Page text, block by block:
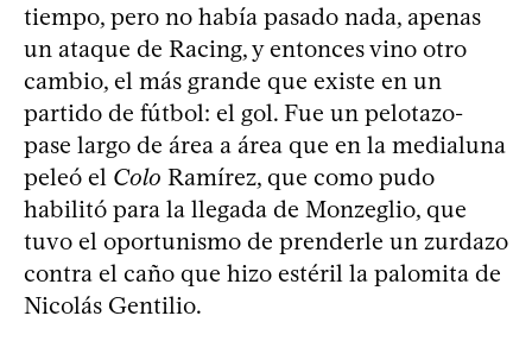
tiempo, pero no había pasado nada, apenas
un ataque de Racing, y entonces vino otro
cambio, el más grande que existe en un
partido de fútbol: el gol. Fue un pelotazo-
pase largo de área a área que en la medialuna
peleó el Colo Ramírez, que como pudo
habilitó para la llegada de Monzeglio, que
tuvo el oportunismo de prenderle un zurdazo
contra el caño que hizo estéril la palomita de
Nicolás Gentilio.